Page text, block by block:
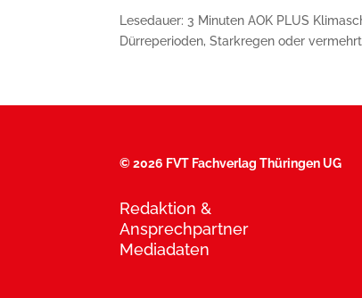
Lesedauer: 3 Minuten AOK PLUS
Dürreperioden, Starkregen oder
©2026 FVT Fachverlag Thüringen UG
Redaktion &
Ansprechpartner
Mediadaten